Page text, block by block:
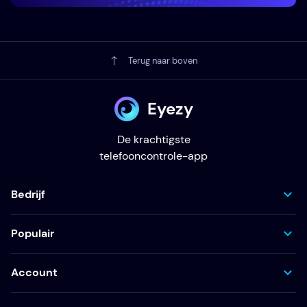
Terug naar boven
Eyezy
De krachtigste
telefooncontrole-app
Bedrijf
Populair
Account